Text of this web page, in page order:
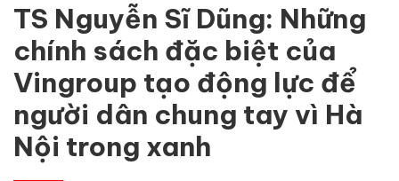
TS Nguyễn Sĩ Dũng: Những
chính sách đặc biệt của
Vingroup tạo động lực để
người dân chung tay vì Hà
Nội trong xanh